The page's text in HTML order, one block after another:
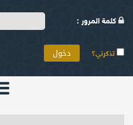
كلمة المرور :
تذكرني؟